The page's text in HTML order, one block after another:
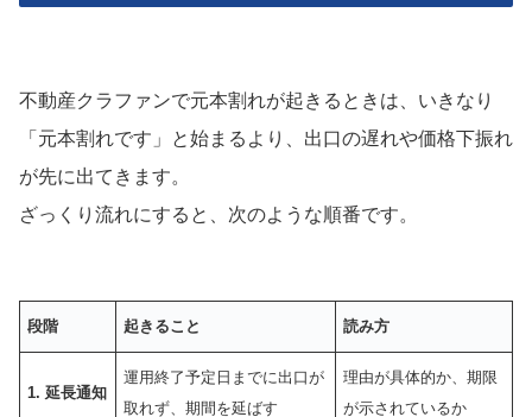
不動産クラファンで元本割れが起きるときは、いきなり
「元本割れです」と始まるより、出口の遅れや価格下振れ
が先に出てきます。
ざっくり流れにすると、次のような順番です。
段階 起きること 読み方
1. 延長通知
運用終了予定日までに出口が
取れず、期間を延ばす
理由が具体的か、期限
が示されているか